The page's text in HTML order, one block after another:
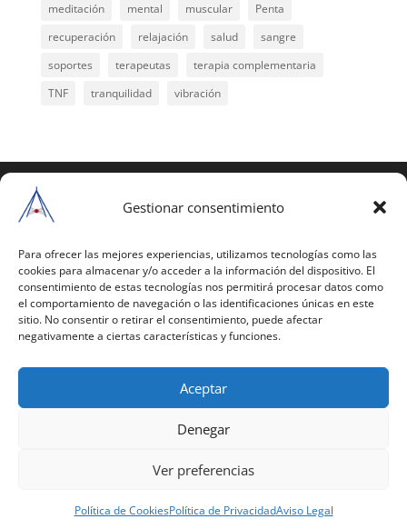
Gestionar consentimiento
Para ofrecer las mejores experiencias, utilizamos tecnologías como las
cookies para almacenar y/o acceder a la información del dispositivo. El
consentimiento de estas tecnologías nos permitirá procesar datos como
el comportamiento de navegación o las identificaciones únicas en este
sitio. No consentir o retirar el consentimiento, puede afectar
negativamente a ciertas características y funciones.
Aceptar
Denegar
Ver preferencias
Política de CookiesPolítica de PrivacidadAviso Legal
meditación
mental muscular
Penta
recuperación
relajación salud
sangre
soportes
terapeutas
terapia complementaria
TNF
tranquilidad vibración
reservados
estas páginas o parte de ellas, necesita pedir
autorización por escrito a Mario Gil Sánchez.
Todos los instrumentales están PATENTADOS.
Web inaugurada en 2002 (última actualización en
Política de Privacidad